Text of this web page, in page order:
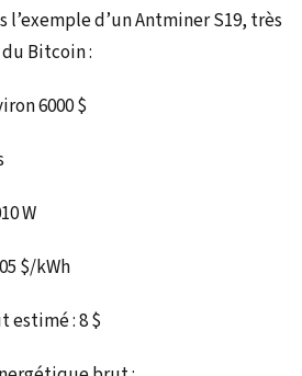
d’un Antminer S19, très
Bitcoin :
6000 $
W
$/kWh
estimé : 8 $